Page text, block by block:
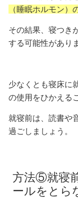
（睡眠ホルモン）
その結果、寝つき
する可能性があり
少なくとも寝床に
の使用をひかえる
就寝前は、読書や
過ごしましょう。
方法⑤就寝
ールをとら